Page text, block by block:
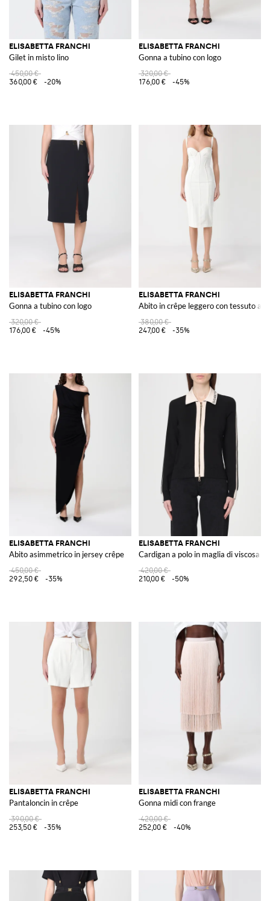
ELISABETTA FRANCHI
Gilet in misto lino
450,00 €
360,00 €
-20%
ELISABETTA FRANCHI
Gonna a tubino con logo
320,00 €
176,00 €
-45%
ELISABETTA FRANCHI
Gonna a tubino con logo
320,00 €
176,00 €
-45%
ELISABETTA FRANCHI
Abito in crêpe leggero con tessuto a
380,00 €
247,00 €
-35%
ELISABETTA FRANCHI
Abito asimmetrico in jersey crêpe
450,00 €
292,50 €
-35%
ELISABETTA FRANCHI
Cardigan a polo in maglia di viscosa
420,00 €
210,00 €
-50%
ELISABETTA FRANCHI
Pantaloncin in crêpe
390,00 €
253,50 €
-35%
ELISABETTA FRANCHI
Gonna midi con frange
420,00 €
252,00 €
-40%